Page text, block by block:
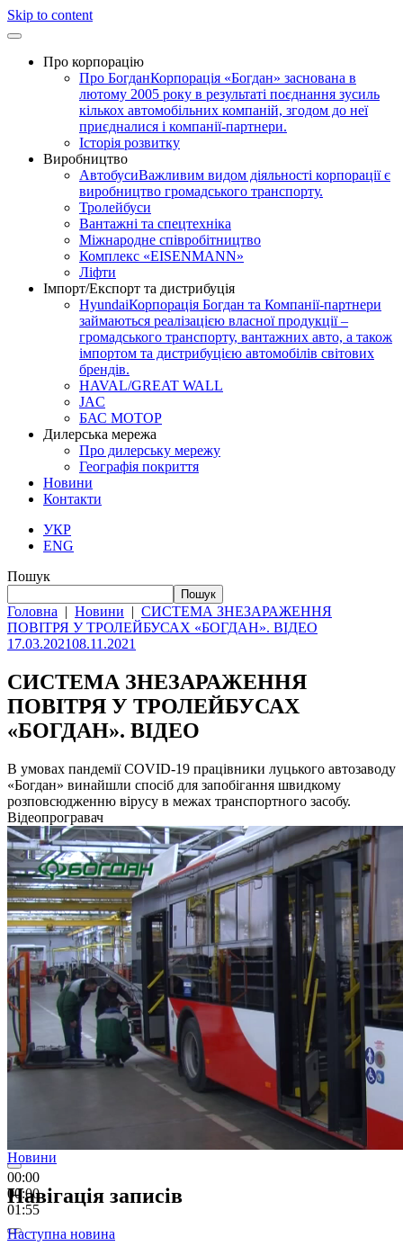
Skip to content
Про корпорацію
Про БогданКорпорація «Богдан» заснована в
лютому 2005 року в результаті поєднання зусиль
кількох автомобільних компаній, згодом до неї
приєдналися і компанії-партнери.
Історія розвитку
Виробництво
АвтобусиВажливим видом діяльності корпорації є
виробництво громадського транспорту.
Тролейбуси
Вантажні та спецтехніка
Міжнародне співробітництво
Комплекс «EISENMANN»
Ліфти
Імпорт/Експорт та дистрибуція
HyundaiКорпорація Богдан та Компанії-партнери
займаються реалізацією власної продукції –
громадського транспорту, вантажних авто, а також
імпортом та дистрибуцією автомобілів світових
брендів.
HAVAL/GREAT WALL
JAC
БАС МОТОР
Дилерська мережа
Про дилерську мережу
Географія покриття
Новини
Контакти
УКР
ENG
Пошук
Пошук
Головна | Новини | СИСТЕМА ЗНЕЗАРАЖЕННЯ
ПОВІТРЯ У ТРОЛЕЙБУСАХ «БОГДАН». ВІДЕО
17.03.202108.11.2021
СИСТЕМА ЗНЕЗАРАЖЕННЯ
ПОВІТРЯ У ТРОЛЕЙБУСАХ
«БОГДАН». ВІДЕО
В умовах пандемії COVID-19 працівники луцького автозаводу
«Богдан» винайшли спосіб для запобігання швидкому
розповсюдженню вірусу в межах транспортного засобу.
Відеопрогравач
00:00
00:00
01:55
Новини
Навігація записів
Наступна новина